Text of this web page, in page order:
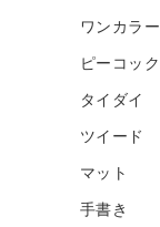
ワンカラー
ピーコック
タイダイ
ツイード
マット
手書き